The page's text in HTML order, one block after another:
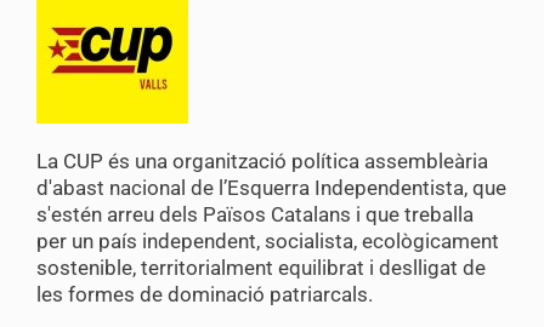
La CUP és una organització política assembleària
d'abast nacional de l’Esquerra Independentista, que
s'estén arreu dels Països Catalans i que treballa
per un país independent, socialista, ecològicament
sostenible, territorialment equilibrat i deslligat de
les formes de dominació patriarcals.